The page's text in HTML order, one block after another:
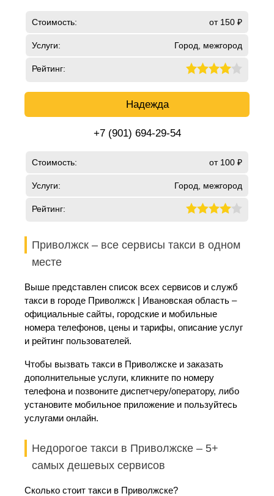
Стоимость: от 150 ₽
Услуги: Город, межгород
Рейтинг:
Надежда
+7 (901) 694-29-54
Стоимость: от 100 ₽
Услуги: Город, межгород
Рейтинг:
Приволжск – все сервисы такси в одном
месте
Выше представлен список всех сервисов и служб
такси в городе Приволжск | Ивановская область –
официальные сайты, городские и мобильные
номера телефонов, цены и тарифы, описание услуг
и рейтинг пользователей.
Чтобы вызвать такси в Приволжске и заказать
дополнительные услуги, кликните по номеру
телефона и позвоните диспетчеру/оператору, либо
установите мобильное приложение и пользуйтесь
услугами онлайн.
Недорогое такси в Приволжске – 5+
самых дешевых сервисов
Сколько стоит такси в Приволжске?